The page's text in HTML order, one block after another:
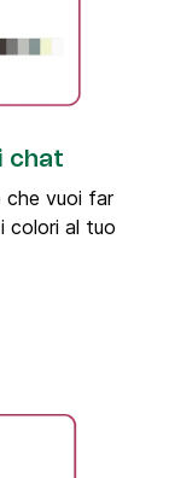
chat
che vuoi far
colori al tuo